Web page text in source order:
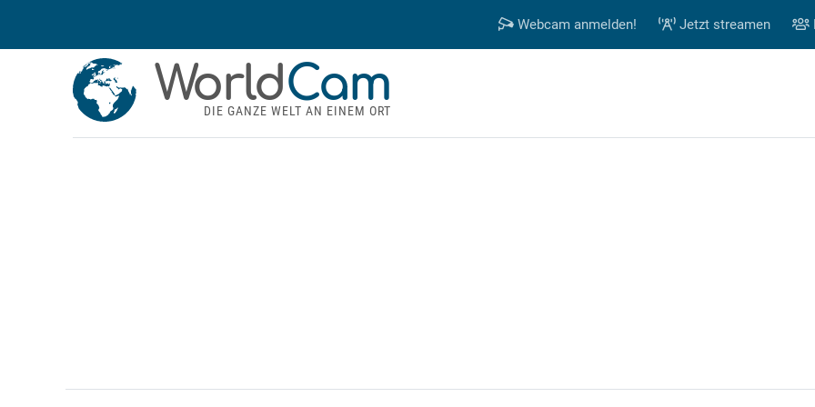
Webcam anmelden! Jetzt streamen
WorldCam
DIE GANZE WELT AN EINEM ORT